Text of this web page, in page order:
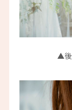
▲後